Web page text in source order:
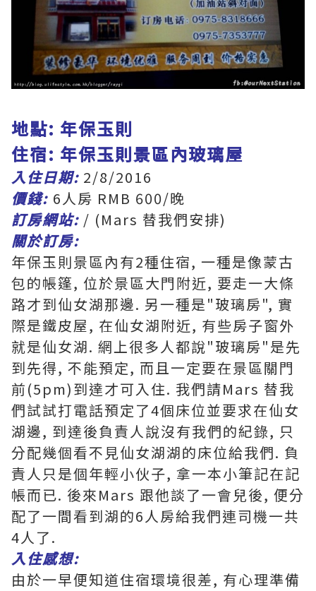
地點: 年保玉則
住宿: 年保玉則景區內玻璃屋
入住日期: 2/8/2016
價錢: 6人房 RMB 600/晚
訂房網站: / (Mars 替我們安排)
關於訂房:
年保玉則景區內有2種住宿, 一種是像蒙古
包的帳篷, 位於景區大門附近, 要走一大條
路才到仙女湖那邊. 另一種是"玻璃房", 實
際是鐵皮屋, 在仙女湖附近, 有些房子窗外
就是仙女湖. 網上很多人都說"玻璃房"是先
到先得, 不能預定, 而且一定要在景區關門
前(5pm)到達才可入住. 我們請Mars 替我
們試試打電話預定了4個床位並要求在仙女
湖邊, 到達後負責人說沒有我們的紀錄, 只
分配幾個看不見仙女湖湖的床位給我們. 負
責人只是個年輕小伙子, 拿一本小筆記在記
帳而已. 後來Mars 跟他談了一會兒後, 便分
配了一間看到湖的6人房給我們連司機一共
4人了.
入住感想:
由於一早便知道住宿環境很差, 有心理準備